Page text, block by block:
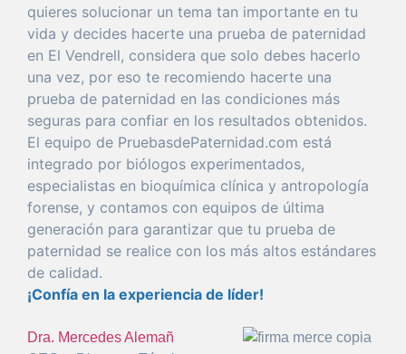
quieres solucionar un tema tan importante en tu
vida y decides hacerte una prueba de paternidad
en El Vendrell, considera que solo debes hacerlo
una vez, por eso te recomiendo hacerte una
prueba de paternidad en las condiciones más
seguras para confiar en los resultados obtenidos.
El equipo de PruebasdePaternidad.com está
integrado por biólogos experimentados,
especialistas en bioquímica clínica y antropología
forense, y contamos con equipos de última
generación para garantizar que tu prueba de
paternidad se realice con los más altos estándares
de calidad.
¡Confía en la experiencia de líder!
Dra. Mercedes Alemañ